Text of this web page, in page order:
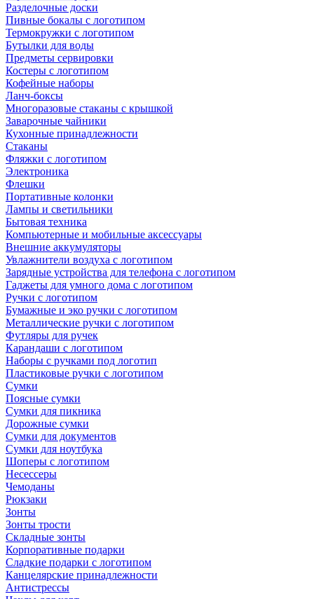
Разделочные доски
Пивные бокалы с логотипом
Термокружки с логотипом
Бутылки для воды
Предметы сервировки
Костеры с логотипом
Кофейные наборы
Ланч-боксы
Многоразовые стаканы с крышкой
Заварочные чайники
Кухонные принадлежности
Стаканы
Фляжки с логотипом
Электроника
Флешки
Портативные колонки
Лампы и светильники
Бытовая техника
Компьютерные и мобильные аксессуары
Внешние аккумуляторы
Увлажнители воздуха с логотипом
Зарядные устройства для телефона с логотипом
Гаджеты для умного дома с логотипом
Ручки с логотипом
Бумажные и эко ручки с логотипом
Металлические ручки с логотипом
Футляры для ручек
Карандаши с логотипом
Наборы с ручками под логотип
Пластиковые ручки с логотипом
Сумки
Поясные сумки
Сумки для пикника
Дорожные сумки
Сумки для документов
Сумки для ноутбука
Шоперы с логотипом
Несессеры
Чемоданы
Рюкзаки
Зонты
Зонты трости
Складные зонты
Корпоративные подарки
Сладкие подарки с логотипом
Канцелярские принадлежности
Антистрессы